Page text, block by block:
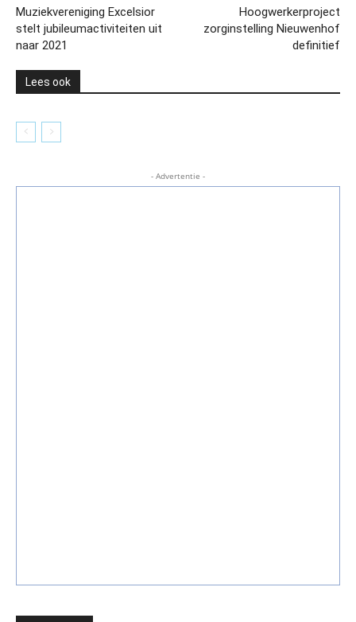
Muziekvereniging Excelsior
stelt jubileumactiviteiten uit
naar 2021
Hoogwerkerproject
zorginstelling Nieuwenhof
definitief
Lees ook
- Advertentie -